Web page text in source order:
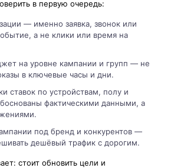
в первую очередь:
— именно заявка, звонок или
а не клики или время на
на уровне кампании и групп — не
в ключевые часы и дни.
ставок по устройствам, полу и
фактическими данными, а
под бренд и конкурентов —
дешёвый трафик с дорогим.
стоит обновить цели и